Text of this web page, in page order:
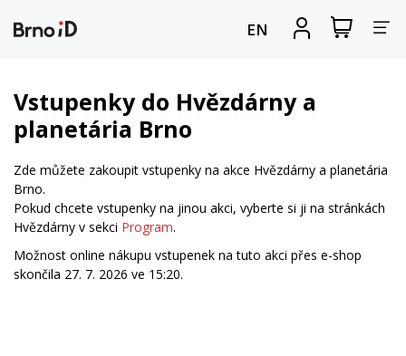
EN
Zobrazit
nákupní
Vstupenky do Hvězdárny a
planetária Brno
Zde můžete zakoupit vstupenky na akce Hvězdárny a planetária
Brno.
Pokud chcete vstupenky na jinou akci, vyberte si ji na stránkách
Hvězdárny v sekci Program.
Možnost online nákupu vstupenek na tuto akci přes e-shop
skončila 27. 7. 2026 ve 15:20.